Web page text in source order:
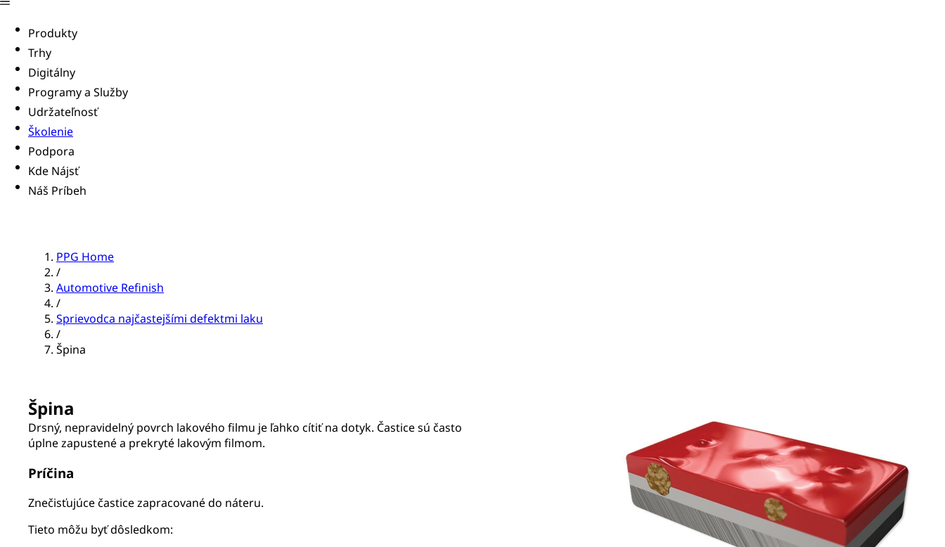
Produkty
Trhy
Digitálny
Programy a Služby
Udržateľnosť
Školenie
Podpora
Kde Nájsť
Náš Príbeh
PPG Home
/
Automotive Refinish
/
Sprievodca najčastejšími defektmi laku
/
Špina
Špina
Drsný, nepravidelný povrch lakového filmu je ľahko cítiť na dotyk. Častice sú často
úplne zapustené a prekryté lakovým filmom.
Príčina
Znečisťujúce častice zapracované do náteru.
Tieto môžu byť dôsledkom: